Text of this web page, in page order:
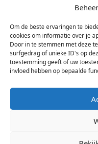
Om de beste ervaringen te
cookies om informatie over je
Door in te stemmen met deze
surfgedrag of unieke ID's op
toestemming geeft of uw
invloed hebben op bepaalde